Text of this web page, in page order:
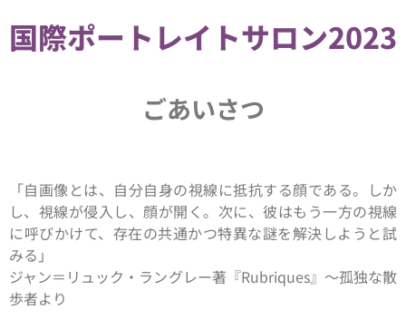
国際ポートレイトサロン2023
ごあいさつ
「自画像とは、自分自身の視線に抵抗する顔である。しか
し、視線が侵入し、顔が開く。次に、彼はもう一方の視線
に呼びかけて、存在の共通かつ特異な謎を解決しようと試
みる」
ジャン＝リュック・ラングレー著『Rubriques』〜孤独な散
歩者より